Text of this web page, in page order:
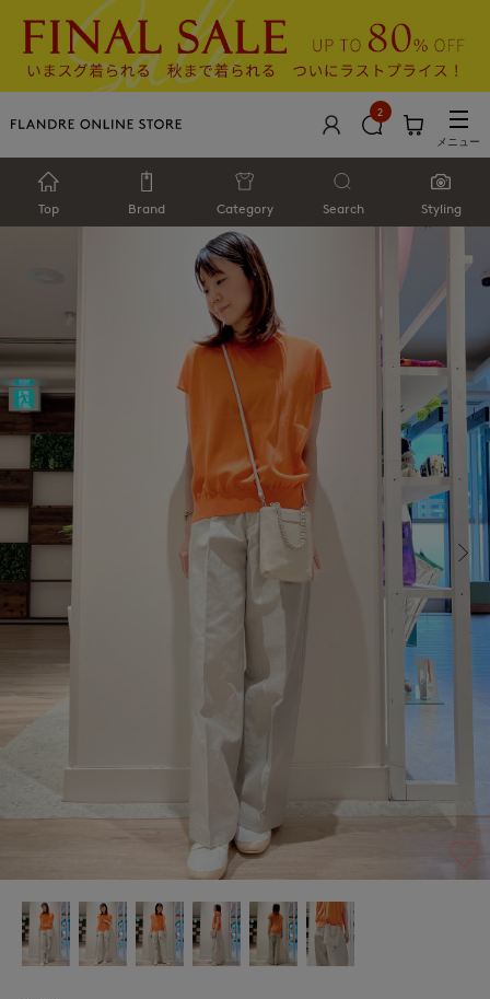
2
メニュー
Top Brand Category Search Styling